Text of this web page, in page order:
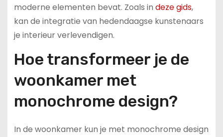
moderne elementen bevat. Zoals in deze gids,
kan de integratie van hedendaagse kunstenaars
je interieur verlevendigen.
Hoe transformeer je de
woonkamer met
monochrome design?
In de woonkamer kun je met monochrome design